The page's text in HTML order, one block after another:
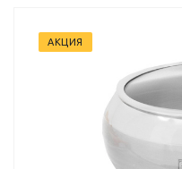
АКЦИЯ